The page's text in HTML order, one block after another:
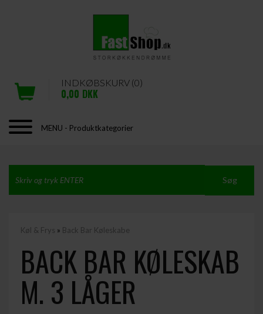
INDKØBSKURV (0)
0,00 DKK
MENU - Produktkategorier
Køl & Frys » Back Bar Køleskabe
BACK BAR KØLESKAB
M. 3 LÅGER